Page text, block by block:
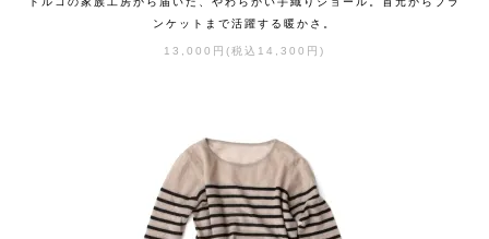
ンケットまで活躍する暖かさ。
13,000円(税込14,300円)